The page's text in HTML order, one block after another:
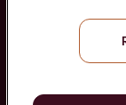
Seguici sui Social: